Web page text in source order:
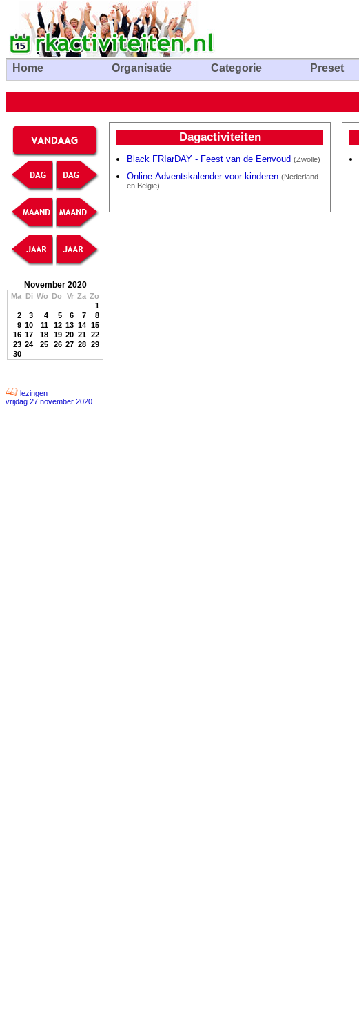
Home Organisatie Categorie Preset
November 2020
Ma Di Wo Do Vr Za Zo
1
2
3 4 5 6 7
8
9 10 11 12 13 14 15
16 17 18 19 20 21 22
23 24 25 26 27 28 29
30
lezingen
vrijdag 27 november 2020
Dagactiviteiten
Black FRIarDAY - Feest van de Eenvoud (Zwolle)
Online-Adventskalender voor kinderen (Nederland
en Belgie)